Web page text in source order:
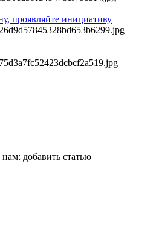
проявляйте инициативу
добавить статью